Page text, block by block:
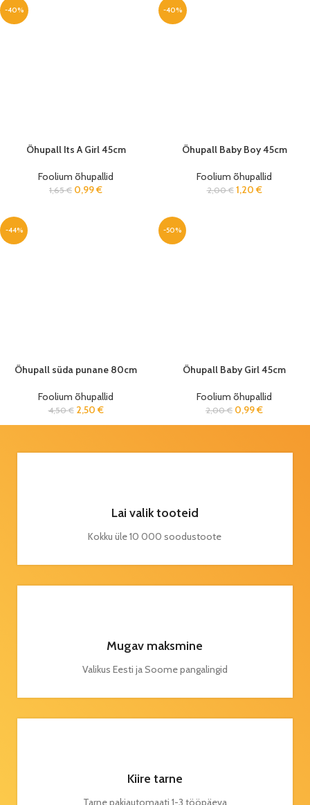
-40%
Õhupall Its A Girl 45cm
Foolium õhupallid
1,65€ 0,99€
-40%
Õhupall Baby Boy 45cm
Foolium õhupallid
2,00€ 1,20 €
-44%
Õhupall süda punane 80cm
Foolium õhupallid
4,50€ 2,50 €
-50%
Õhupall Baby Girl 45cm
Foolium õhupallid
2,00€ 0,99€
Lai valik tooteid
Kokku üle 10 000 soodustoote
Mugav maksmine
Valikus Eesti ja Soome pangalingid
Kiire tarne
Tarne pakiautomaati 1-3 tööpäeva